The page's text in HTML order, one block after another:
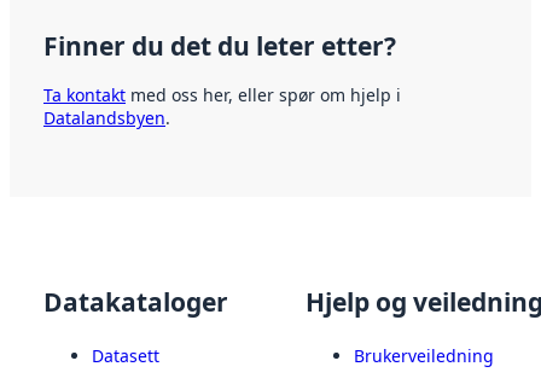
Finner du det du leter etter?
Ta kontakt med oss her, eller spør om hjelp i
Datalandsbyen.
Datakataloger
Datasett
Hjelp og
Brukerveiledning